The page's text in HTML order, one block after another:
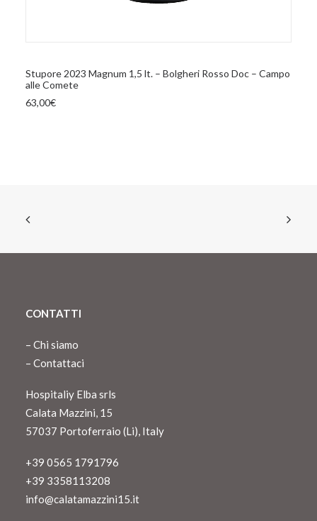
Stupore 2023 Magnum 1,5 lt. – Bolgheri Rosso Doc – Campo
alle Comete
63,00€
CONTATTI
– Chi siamo
– Contattaci
Hospitaliy Elba srls
Calata Mazzini, 15
57037 Portoferraio (Li), Italy
+39 0565 1791796
+39 3358113208
info@calatamazzini15.it